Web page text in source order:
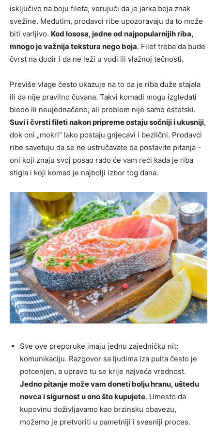
isključivo na boju fileta, verujući da je jarka boja znak
svežine. Međutim, prodavci ribe upozoravaju da to može
biti varljivo. Kod lososa, jedne od najpopularnijih riba,
mnogo je važnija tekstura nego boja. Filet treba da bude
čvrst na dodir i da ne leži u vodi ili vlažnoj tečnosti.
Previše vlage često ukazuje na to da je riba duže stajala
ili da nije pravilno čuvana. Takvi komadi mogu izgledati
bledo ili neujednačeno, ali problem nije samo estetski.
Suvi i čvrsti fileti nakon pripreme ostaju sočniji i ukusniji,
dok oni „mokri“ lako postaju gnjecavi i bezlični. Prodavci
ribe savetuju da se ne ustručavate da postavite pitanja –
oni koji znaju svoj posao rado će vam reći kada je riba
stigla i koji komad je najbolji izbor tog dana.
Sve ove preporuke imaju jednu zajedničku nit:
komunikaciju. Razgovor sa ljudima iza pulta često je
potcenjen, a upravo tu se krije najveća vrednost.
Jedno pitanje može vam doneti bolju hranu, uštedu
novca i sigurnost u ono što kupujete. Umesto da
kupovinu doživljavamo kao brzinsku obavezu,
možemo je pretvoriti u pametniji i svesniji proces.